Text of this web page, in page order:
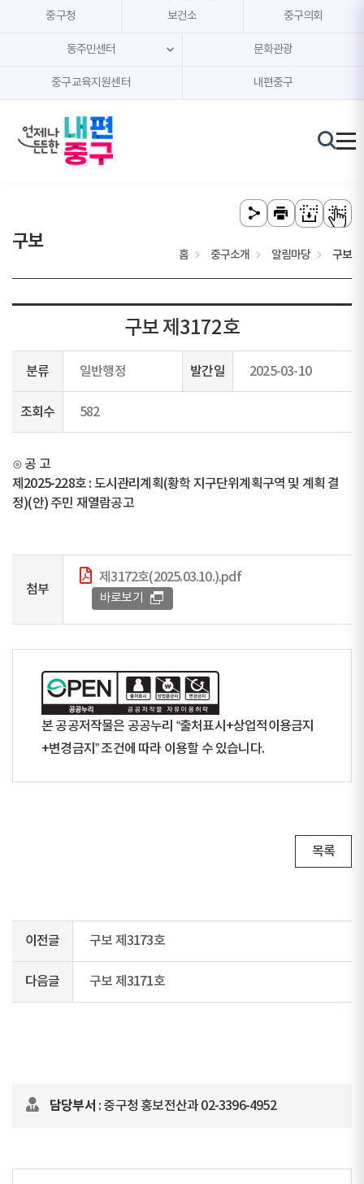
본문 내용 바로가기
주메뉴 바로가기
중구청 보건소 중구의회
동주민센터 문화관광
중구교육지원센터 내편중구
구보
홈 중구소개 알림마당 구보
구보 제3172호
분류 일반행정 발간일 2025-03-10
조회수 582
⊙ 공 고
제2025-228호 : 도시관리계획(황학 지구단위계획구역 및 계획 결
정)(안) 주민 재열람공고
첨부
제3172호(2025.03.10.).pdf
바로보기
본 공공저작물은 공공누리 “출처표시+상업적이용금지
+변경금지” 조건에 따라 이용할 수 있습니다.
목록
이전글 구보 제3173호
다음글 구보 제3171호
담당부서 : 중구청 홍보전산과 02-3396-4952